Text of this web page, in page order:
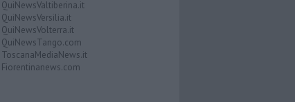
QuiNewsValtiberina.it
QuiNewsVersilia.it
QuiNewsVolterra.it
QuiNewsTango.com
ToscanaMediaNews.it
Fiorentinanews.com